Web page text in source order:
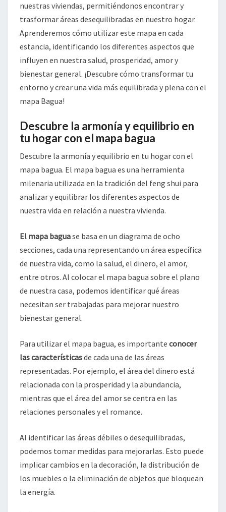
nuestras viviendas, permitiéndonos encontrar y
trasformar áreas desequilibradas en nuestro hogar.
Aprenderemos cómo utilizar este mapa en cada
estancia, identificando los diferentes aspectos que
influyen en nuestra salud, prosperidad, amor y
bienestar general. ¡Descubre cómo transformar tu
entorno y crear una vida más equilibrada y plena con el
mapa Bagua!
Descubre la armonía y equilibrio en
tu hogar con el mapa bagua
Descubre la armonía y equilibrio en tu hogar con el
mapa bagua. El mapa bagua es una herramienta
milenaria utilizada en la tradición del feng shui para
analizar y equilibrar los diferentes aspectos de
nuestra vida en relación a nuestra vivienda.
El mapa baguase basa en un diagrama de ocho
secciones, cada una representando un área específica
de nuestra vida, como la salud, el dinero, el amor,
entre otros. Al colocar el mapa bagua sobre el plano
de nuestra casa, podemos identificar qué áreas
necesitan ser trabajadas para mejorar nuestro
bienestar general.
Para utilizar el mapa bagua, es importante conocer
las característicasde cada una de las áreas
representadas. Por ejemplo, el área del dinero está
relacionada con la prosperidad y la abundancia,
mientras que el área del amor se centra en las
relaciones personales y el romance.
Al identificar las áreas débiles o desequilibradas,
podemos tomar medidas para mejorarlas. Esto puede
implicar cambios en la decoración, la distribución de
los muebles o la eliminación de objetos que bloquean
la energía.